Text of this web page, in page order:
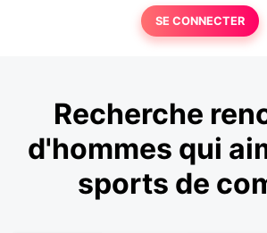
SE CONNECTER
Recherche
d'hommes qui
sports de